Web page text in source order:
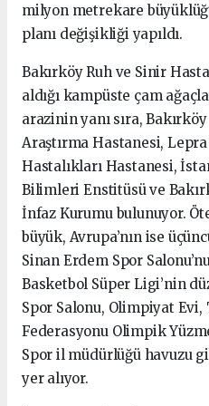
milyon metrekare
planı değişikliği yapıldı.
Bakırköy Ruh ve Sinir
aldığı kampüste çam
arazinin yanı sıra,
Araştırma Hastanesi,
Hastalıkları Hastanesi,
Bilimleri Enstitüsü ve
İnfaz Kurumu bulunuyor.
büyük, Avrupa’nın ise
Sinan Erdem Spor
Basketbol Süper Ligi’nin
Spor Salonu, Olimpiyat Evi,
Federasyonu Olimpik
Spor il müdürlüğü havuzu
yer alıyor.